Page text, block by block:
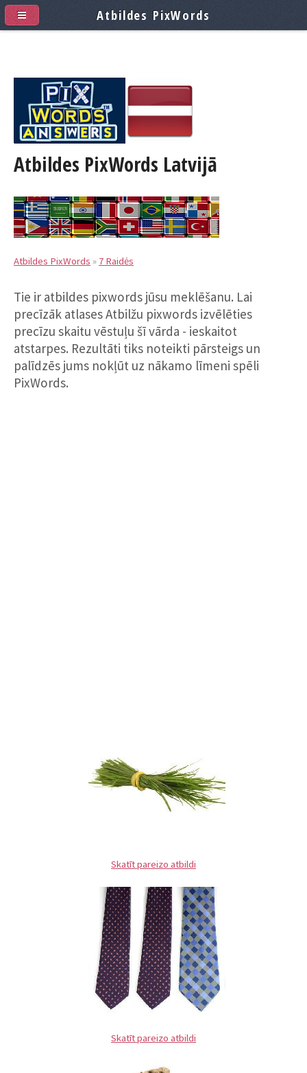
Atbildes PixWords Latvijā
Atbildes PixWords » 7 Raidės
Tie ir atbildes pixwords jūsu meklēšanu. Lai
precīzāk atlases Atbilžu pixwords izvēlēties
precīzu skaitu vēstuļu šī vārda - ieskaitot
atstarpes. Rezultāti tiks noteikti pārsteigs un
palīdzēs jums nokļūt uz nākamo līmeni spēli
PixWords.
Skatīt pareizo atbildi
Skatīt pareizo atbildi
Atbildes PixWords